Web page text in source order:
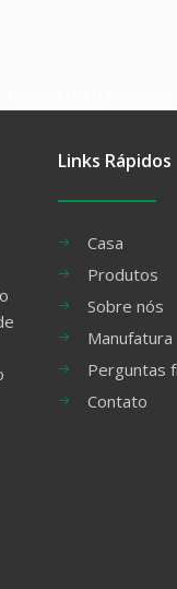
Links Rápidos
Casa
Produtos
Sobre nós
Manufatura
Perguntas
Contato